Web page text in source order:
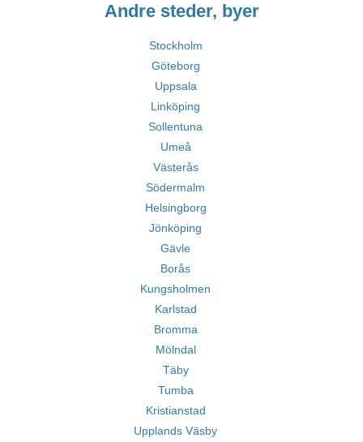
Andre steder, byer
Stockholm
Göteborg
Uppsala
Linköping
Sollentuna
Umeå
Västerås
Södermalm
Helsingborg
Jönköping
Gävle
Borås
Kungsholmen
Karlstad
Bromma
Mölndal
Täby
Tumba
Kristianstad
Upplands Väsby